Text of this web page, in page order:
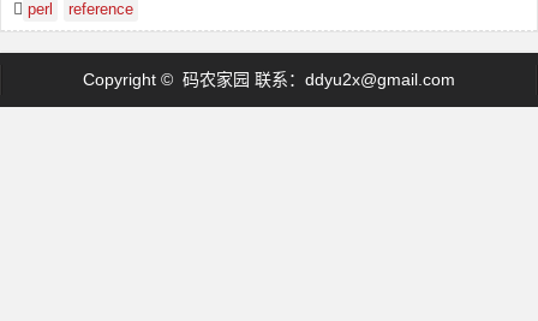
perl reference
Copyright © 码农家园 联系： ddyu2x@gmail.com